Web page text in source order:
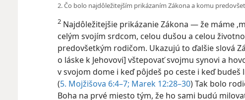
2. Čo bolo najdôležitejším prikázaním Zákona a komu
2 Najdôležitejšie prikázanie Zákona — že máme
celým svojím srdcom, celou dušou a celou
predovšetkým rodičom. Ukazujú to ďalšie slová
o láske k Jehovovi] vštepovať svojmu synovi a
v svojom dome i keď pôjdeš po ceste i keď budeš
(5. Mojžišova 6:4–7; Marek 12:28–30) Tak bolo
Boha na prvé miesto tým, že ho sami budú